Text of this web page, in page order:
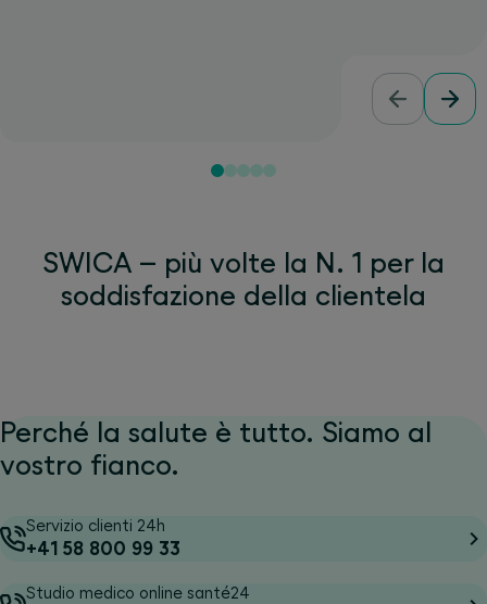
SWICA – più volte la N. 1 per la
soddisfazione della clientela
Perché la salute è tutto. Siamo al
vostro fianco.
Servizio clienti 24h
+41 58 800 99 33
Studio medico online santé24